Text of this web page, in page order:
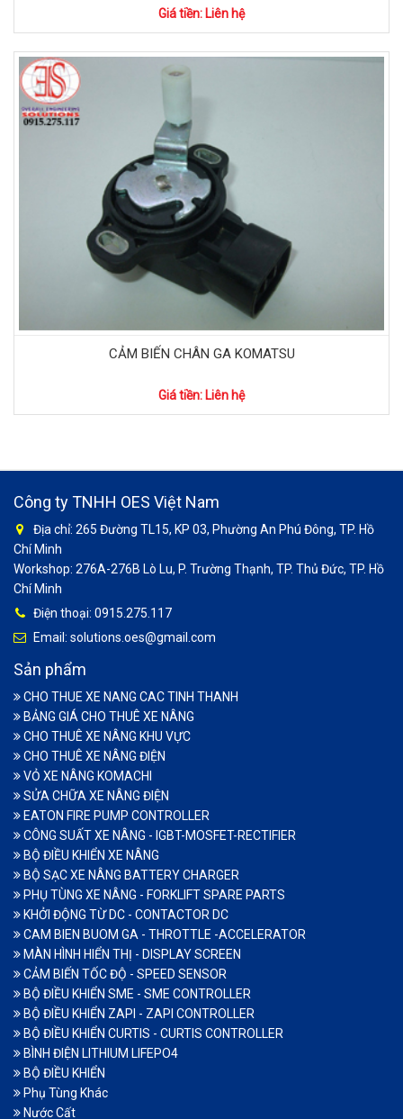
Giá tiền: Liên hệ
CẢM BIẾN CHÂN GA KOMATSU
Giá tiền: Liên hệ
Công ty TNHH OES Việt Nam
Địa chỉ: 265 Đường TL15, KP 03, Phường An Phú Đông, TP. Hồ
Chí Minh
Workshop: 276A-276B Lò Lu, P. Trường Thạnh, TP. Thủ Đức, TP. Hồ
Chí Minh
Điện thoại: 0915.275.117
Email: solutions.oes@gmail.com
Sản phẩm
CHO THUE XE NANG CAC TINH THANH
BẢNG GIÁ CHO THUÊ XE NÂNG
CHO THUÊ XE NÂNG KHU VỰC
CHO THUÊ XE NÂNG ĐIỆN
VỎ XE NÂNG KOMACHI
SỬA CHỮA XE NÂNG ĐIỆN
EATON FIRE PUMP CONTROLLER
CÔNG SUẤT XE NÂNG - IGBT-MOSFET-RECTIFIER
BỘ ĐIỀU KHIỂN XE NÂNG
BỘ SẠC XE NÂNG BATTERY CHARGER
PHỤ TÙNG XE NÂNG - FORKLIFT SPARE PARTS
KHỞI ĐỘNG TỪ DC - CONTACTOR DC
CAM BIEN BUOM GA - THROTTLE -ACCELERATOR
MÀN HÌNH HIỂN THỊ - DISPLAY SCREEN
CẢM BIẾN TỐC ĐỘ - SPEED SENSOR
BỘ ĐIỀU KHIỂN SME - SME CONTROLLER
BỘ ĐIỀU KHIỂN ZAPI - ZAPI CONTROLLER
BỘ ĐIỀU KHIỂN CURTIS - CURTIS CONTROLLER
BÌNH ĐIỆN LITHIUM LIFEPO4
BỘ ĐIỀU KHIỂN
Phụ Tùng Khác
Nước Cất